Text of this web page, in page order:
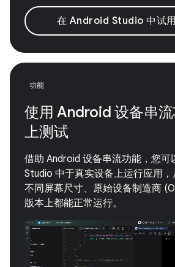
在 Android Studio 中试
功能
使用 Android 设备串
上测试
借助 Android 设备串流功能，您可
Studio 中于真实设备上运行应用
不同屏幕尺寸、原始设备制造商
版本上都能正常运行。